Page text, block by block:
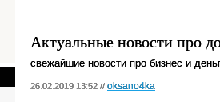
Актуальные новости про
свежайшие новости про бизнес и
26.02.2019 13:52 // oksano4ka